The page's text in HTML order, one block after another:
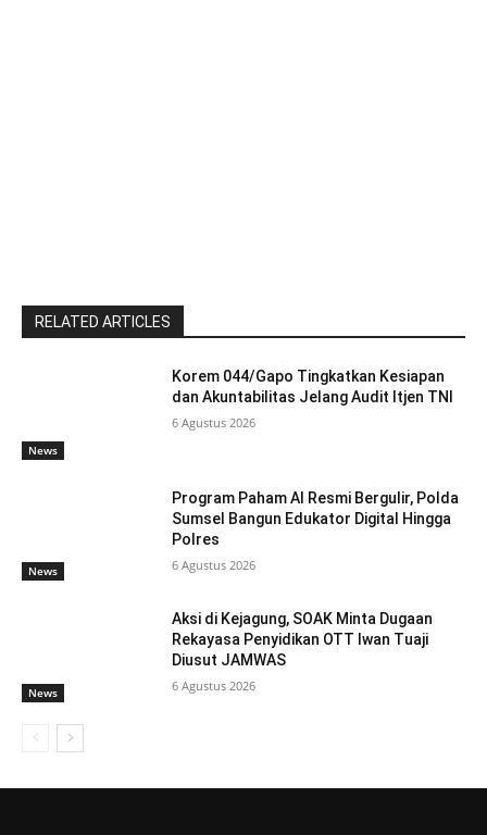
RELATED ARTICLES
News
Korem 044/Gapo Tingkatkan Kesiapan
dan Akuntabilitas Jelang Audit Itjen TNI
6 Agustus 2026
News
Program Paham AI Resmi Bergulir, Polda
Sumsel Bangun Edukator Digital Hingga
Polres
6 Agustus 2026
News
Aksi di Kejagung, SOAK Minta Dugaan
Rekayasa Penyidikan OTT Iwan Tuaji
Diusut JAMWAS
6 Agustus 2026